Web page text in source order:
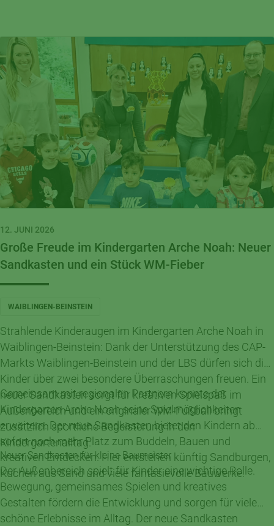
12. JUNI 2026
Große Freude im Kindergarten Arche Noah: Neuer
Sandkasten und ein Stück WM-Fieber
WAIBLINGEN-BEINSTEIN
Strahlende Kinderaugen im Kindergarten Arche Noah in
Waiblingen-Beinstein: Dank der Unterstützung des CAP-
Markts Waiblingen-Beinstein und der LBS dürfen sich die
Kinder über zwei besondere Überraschungen freuen. Ein
neuer Sandkasten sorgt für kreativen Spielspaß im
Außenbereich und ein originaler WM-Fußball bringt
zusätzlich sportliche Begeisterung in den
Kindergartenalltag.
Gemeinsam mit regionalen Partnern konnte der
Kindergarten Arche Noah seine Spielmöglichkeiten
erweitern. Der neue Sandkasten bietet den Kindern ab
sofort noch mehr Platz zum Buddeln, Bauen und
kreativen Entdecken. Hier entstehen künftig Sandburgen,
Kuchen aus Sand und viele fantasievolle Bauwerke.
Neuer Sandkasten für kleine Baumeister
Der Außenbereich spielt für Kinder eine wichtige Rolle.
Bewegung, gemeinsames Spielen und kreatives
Gestalten fördern die Entwicklung und sorgen für viele
schöne Erlebnisse im Alltag. Der neue Sandkasten